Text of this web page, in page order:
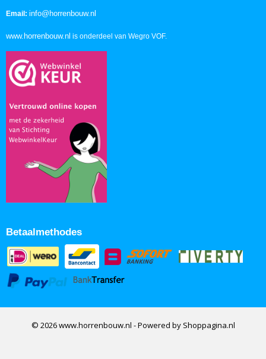
Email: info@horrenbouw.nl
www.horrenbouw.nl is onderdeel van Wegro VOF.
Betaalmethodes
© 2026 www.horrenbouw.nl - Powered by Shoppagina.nl